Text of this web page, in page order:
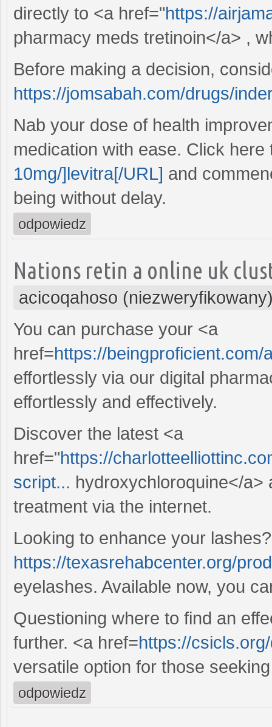
directly to <a href="https://
pharmacy meds tretinoin</a> ,
Before making a decision,
https://jomsabah.com/drugs/
Nab your dose of health
medication with ease. Click here
10mg/]levitra[/URL] and
being without delay.
odpowiedz
Nations retin a online uk
acicoqahoso
You can purchase your <a
href=https://beingproficient.com/
effortlessly via our digital
effortlessly and effectively.
Discover the latest <a
href="https://
script... hydroxychloroquine</a>
treatment via the internet.
Looking to enhance your
https://texasrehabcenter.org/
eyelashes. Available now, you
Questioning where to find an
further. <a href=https://
versatile option for those
odpowiedz